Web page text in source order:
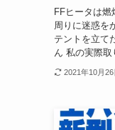
FFヒータは
周りに迷惑を
テントを立て
ん 私の実際
2021年10月26